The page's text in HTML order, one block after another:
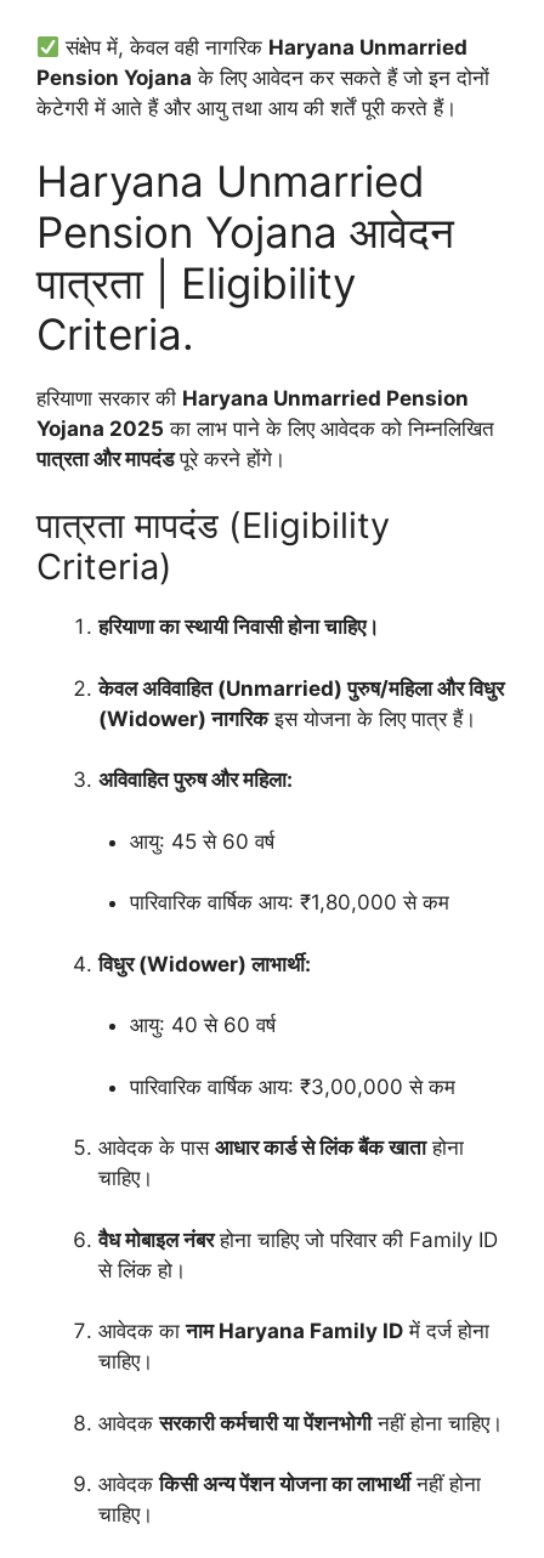
संक्षेप में, केवल वही नागरिक Haryana Unmarried
Pension Yojana के लिए आवेदन कर सकते हैं जो इन दोनों
केटेगरी में आते हैं और आयु तथा आय की शर्तें पूरी करते हैं।
Haryana Unmarried
Pension Yojana आवेदन
पात्रता | Eligibility
Criteria.
हरियाणा सरकार की Haryana Unmarried Pension
Yojana 2025 का लाभ पाने के लिए आवेदक को निम्नलिखित
पात्रता और मापदंडपूरे करने होंगे।
पात्रता मापदंड (Eligibility
Criteria)
हरियाणा का स्थायी निवासी होना चाहिए।
केवल अविवाहित (Unmarried) पुरुष/महिला और विधुर
(Widower) नागरिकइस योजना के लिए पात्र हैं।
अविवाहित पुरुष और महिला:
आयु: 45 से 60 वर्ष
पारिवारिक वार्षिक आय: ₹1,80,000 से कम
विधुर (Widower) लाभार्थी:
आयु: 40 से 60 वर्ष
पारिवारिक वार्षिक आय: ₹3,00,000 से कम
आवेदक के पास आधार कार्ड से लिंक बैंक खाताहोना
चाहिए।
वैध मोबाइल नंबरहोना चाहिए जो परिवार की Family ID
से लिंक हो।
आवेदक कानाम Haryana Family ID में दर्ज होना
चाहिए।
आवेदकसरकारी कर्मचारी या पेंशनभोगीनहीं होना चाहिए।
आवेदककिसी अन्य पेंशन योजना का लाभार्थीनहीं होना
चाहिए।